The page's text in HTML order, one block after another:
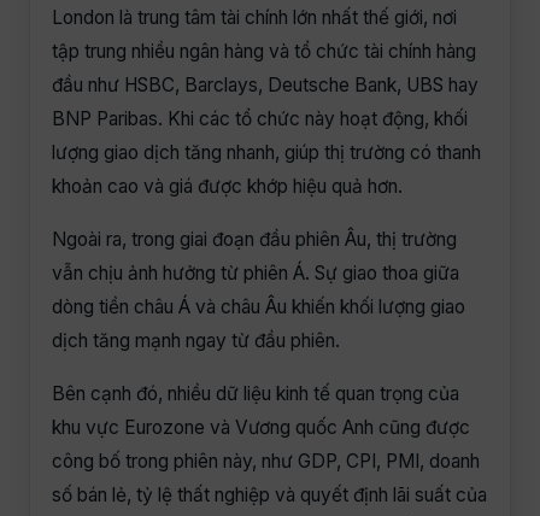
London là trung tâm tài chính lớn nhất thế giới, nơi
tập trung nhiều ngân hàng và tổ chức tài chính hàng
đầu như HSBC, Barclays, Deutsche Bank, UBS hay
BNP Paribas. Khi các tổ chức này hoạt động, khối
lượng giao dịch tăng nhanh, giúp thị trường có thanh
khoản cao và giá được khớp hiệu quả hơn.
Ngoài ra, trong giai đoạn đầu phiên Âu, thị trường
vẫn chịu ảnh hưởng từ phiên Á. Sự giao thoa giữa
dòng tiền châu Á và châu Âu khiến khối lượng giao
dịch tăng mạnh ngay từ đầu phiên.
Bên cạnh đó, nhiều dữ liệu kinh tế quan trọng của
khu vực Eurozone và Vương quốc Anh cũng được
công bố trong phiên này, như GDP, CPI, PMI, doanh
số bán lẻ, tỷ lệ thất nghiệp và quyết định lãi suất của